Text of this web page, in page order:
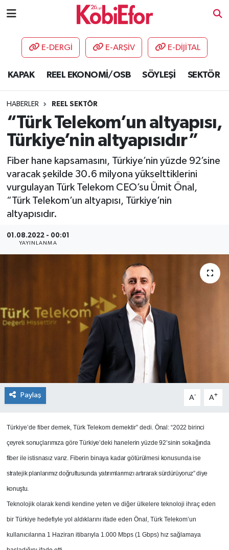
E-DERGİ E-ARŞİV E-DİJİTAL
KAPAK REEL EKONOMİ/OSB SÖYLEŞİ SEKTÖR
HABERLER REEL SEKTÖR
“Türk Telekom’un altyapısı,
Türkiye’nin altyapısıdır”
Fiber hane kapsamasını, Türkiye’nin yüzde 92’sine
varacak şekilde 30.6 milyona yükselttiklerini
vurgulayan Türk Telekom CEO’su Ümit Önal,
“Türk Telekom’un altyapısı, Türkiye’nin
altyapısıdır.
01.08.2022 - 00:01
YAYINLANMA
Paylaş A- A+
Türkiye’de fiber demek, Türk Telekom demektir” dedi. Önal: “2022 birinci
çeyrek sonuçlarımıza göre Türkiye’deki hanelerin yüzde 92’sinin sokağında
fiber ile istisnasız varız. Fiberin binaya kadar götürülmesi konusunda ise
stratejikplanlarımız doğrultusunda yatırımlarımızı artırarak sürdürüyoruz” diye
konuştu.
Teknolojik olarak kendi kendine yeten ve diğer ülkelere teknoloji ihraç eden
bir Türkiye hedefiyle yol aldıklarını ifade eden Önal, Türk Telekom’un
kullanıcılarına 1 Haziran itibarıyla 1.000 Mbps (1 Gbps) hız sağlamaya
AKADEMİ
DESTEK-TEŞVİK
ETKİNLİK
GÜNCEL
HABERLER
KAPAK
OSB
SEKTÖR
ÜLKE